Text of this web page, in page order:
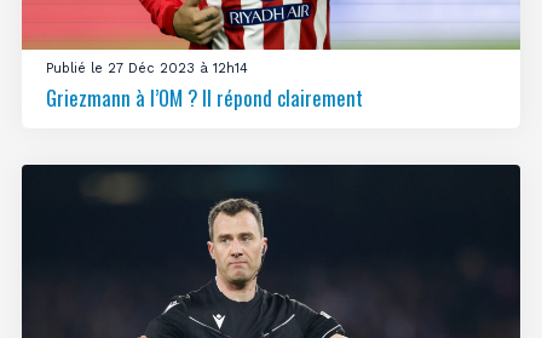
Publié le 27 Déc 2023 à 12h14
Griezmann à l’OM ? Il répond clairement